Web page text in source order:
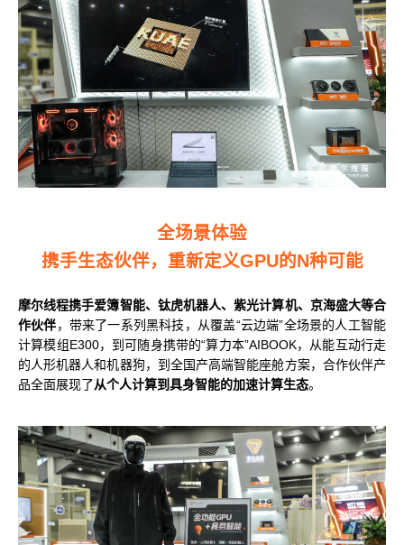
全场景体验
携手生态伙伴，重新定义GPU的N种可能
摩尔线程携手爱簿智能、钛虎机器人、紫光计算机、京海盛大等合
作伙伴，带来了一系列黑科技，从覆盖“云边端”全场景的人工智能
计算模组E300，到可随身携带的“算力本”AIBOOK，从能互动行走
的人形机器人和机器狗，到全国产高端智能座舱方案，合作伙伴产
品全面展现了从个人计算到具身智能的加速计算生态。